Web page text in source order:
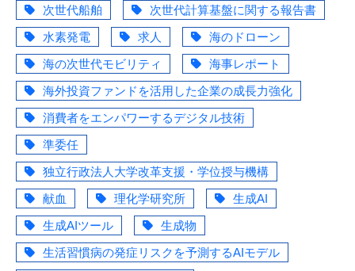
次世代船舶
次世代計算基盤に関する報告書
水素発電
求人
海のドローン
海の次世代モビリティ
海事レポート
海外投資ファンドを活用した企業の成長力強化
消費者をエンパワーするデジタル技術
準委任
独立行政法人大学改革支援・学位授与機構
献血
理化学研究所
生成AI
生成AIツール
生成物
生活習慣病の発症リスクを予測するAIモデル